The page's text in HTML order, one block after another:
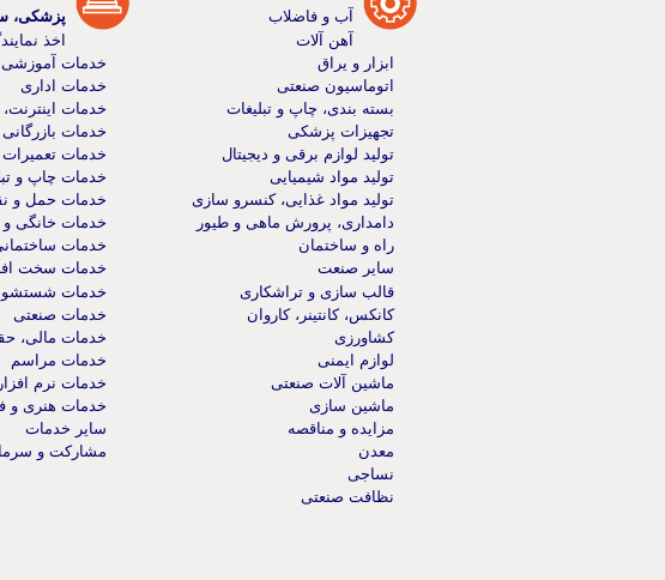
آب و فاضلاب
آهن آلات
ابزار و یراق
اتوماسیون صنعتی
بسته بندی، چاپ و تبلیغات
تجهیزات پزشکی
تولید لوازم برقی و دیجیتال
تولید مواد شیمیایی
تولید مواد غذایی، کنسرو سازی
دامداری، پرورش ماهی و طیور
راه و ساختمان
سایر صنعت
قالب سازی و تراشکاری
کانکس، کانتینر، کاروان
کشاورزی
لوازم ایمنی
ماشین آلات صنعتی
ماشین سازی
مزایده و مناقصه
معدن
نساجی
نظافت صنعتی
پزشکی،
اخذ
خدمات آموزشی
خدمات اداری
خدمات
خدمات بازرگانی
خدمات تعمیرات
خدمات چاپ و
خدمات حمل و
خدمات خانگی و
خدمات
خدمات سخت
خدمات شستشو
خدمات صنعتی
خدمات مالی،
خدمات مراسم
خدمات نرم
خدمات هنری و
سایر خدمات
مشارکت و